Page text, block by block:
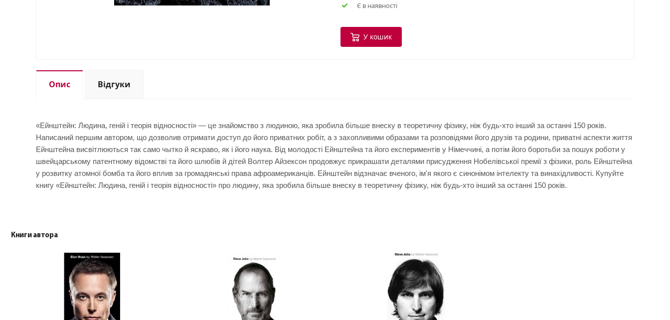
Є в наявності
У кошик
Опис Відгуки
«Ейнштейн: Людина, геній і теорія відносності» — це знайомство з людиною, яка зробила більше внеску в теоретичну фізику, ніж будь-хто інший за останні 150 років.
Написаний першим автором, що дозволив отримати доступ до його приватних робіт, а з захопливими образами та розповідями його друзів та родини, приватні аспекти життя
Ейнштейна висвітлюються так само чытко й яскраво, як і його наука. Від молодості Ейнштейна та його експериментів у Німеччині, а потім його боротьби за пошук роботи у
швейцарському патентному відомстві та його шлюбів й дітей Волтер Айзексон продовжує прикрашати деталями присудження Нобелівської премії з фізики, роль Ейнштейна
у розвитку атомної бомба та його вплив за громадянські права афроамериканців. Ейнштейн відзначає вченого, ім'я якого є синонімом інтелекту та винахідливості. Купуйте
книгу «Ейнштейн: Людина, геній і теорія відносності» про людину, яка зробила більше внеску в теоретичну фізику, ніж будь-хто інший за останні 150 років.
Книги автора